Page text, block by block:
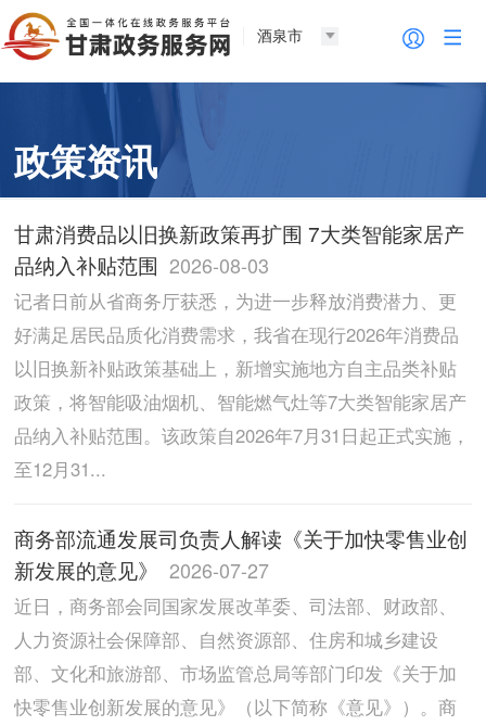
酒泉市
政策资讯
甘肃消费品以旧换新政策再扩围 7大类智能家居产
品纳入补贴范围 2026-08-03
记者日前从省商务厅获悉，为进一步释放消费潜力、更
好满足居民品质化消费需求，我省在现行2026年消费品
以旧换新补贴政策基础上，新增实施地方自主品类补贴
政策，将智能吸油烟机、智能燃气灶等7大类智能家居产
品纳入补贴范围。该政策自2026年7月31日起正式实施，
至12月31...
商务部流通发展司负责人解读《关于加快零售业创
新发展的意见》
2026-07-27
近日，商务部会同国家发展改革委、司法部、财政部、
人力资源社会保障部、自然资源部、住房和城乡建设
部、文化和旅游部、市场监管总局等部门印发《关于加
快零售业创新发展的意见》（以下简称《意见》）。商